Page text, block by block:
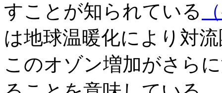
すことが知られている
は地球温暖化により対
このオゾン増加がさら